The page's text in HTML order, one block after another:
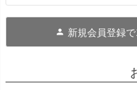
新規会員登録で